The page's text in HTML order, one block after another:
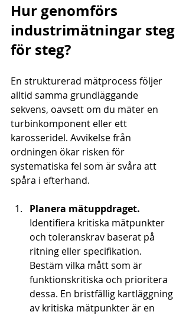
Hur genomförs
industrimätningar steg
för steg?
En strukturerad mätprocess följer
alltid samma grundläggande
sekvens, oavsett om du mäter en
turbinkomponent eller ett
karosseridel. Avvikelse från
ordningen ökar risken för
systematiska fel som är svåra att
spåra i efterhand.
Planera mätuppdraget.
Identifiera kritiska mätpunkter
och toleranskrav baserat på
ritning eller specifikation.
Bestäm vilka mått som är
funktionskritiska och prioritera
dessa. En bristfällig kartläggning
av kritiska mätpunkter är en